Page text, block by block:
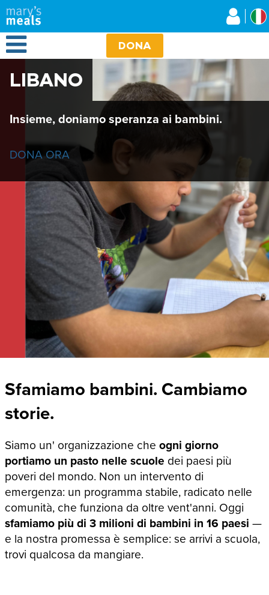
Salta
al
contenuto
principale
Open Menu DONA
LIBANO
Insieme, doniamo speranza ai bambini.
DONA ORA
Sfamiamo bambini. Cambiamo
storie.
Siamo un' organizzazione che ogni giorno
portiamo un pasto nelle scuole dei paesi più
poveri del mondo. Non un intervento di
emergenza: un programma stabile, radicato nelle
comunità, che funziona da oltre vent'anni. Oggi
sfamiamo più di 3 milioni di bambini in 16 paesi —
e la nostra promessa è semplice: se arrivi a scuola,
trovi qualcosa da mangiare.